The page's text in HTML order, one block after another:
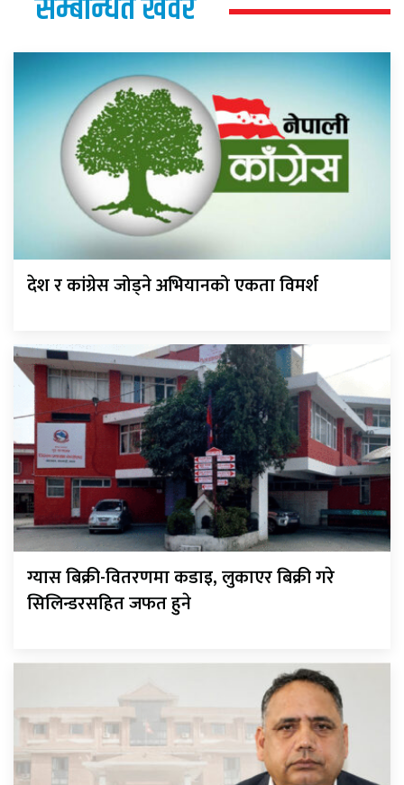
देश र कांग्रेस जोड्ने अभियानको एकता विमर्श
ग्यास बिक्री-वितरणमा कडाइ, लुकाएर बिक्री गरे
सिलिन्डरसहित जफत हुने